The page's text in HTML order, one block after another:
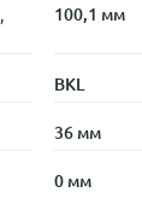
100,1 мм
BKL
36 мм
0 мм